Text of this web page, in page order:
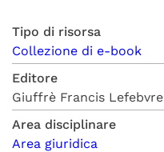
Tipo di risorsa
Collezione di e-book
Editore
Giuffrè Francis Lefebvre
Area disciplinare
Area giuridica